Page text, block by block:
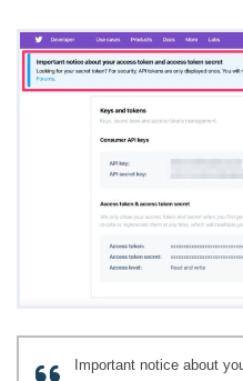
Important notice about